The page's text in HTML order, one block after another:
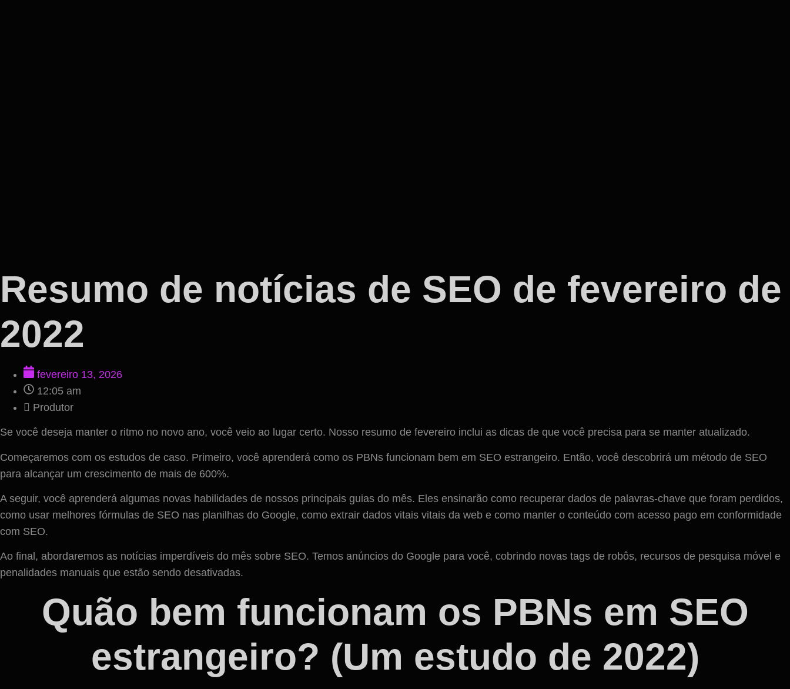
Resumo de notícias de SEO de fevereiro de
2022
fevereiro 13, 2026
12:05 am
Produtor
Se você deseja manter o ritmo no novo ano, você veio ao lugar certo. Nosso resumo de fevereiro inclui as dicas de que você precisa para se manter atualizado.
Começaremos com os estudos de caso. Primeiro, você aprenderá como os PBNs funcionam bem em SEO estrangeiro. Então, você descobrirá um método de SEO
para alcançar um crescimento de mais de 600%.
A seguir, você aprenderá algumas novas habilidades de nossos principais guias do mês. Eles ensinarão como recuperar dados de palavras-chave que foram perdidos,
como usar melhores fórmulas de SEO nas planilhas do Google, como extrair dados vitais vitais da web e como manter o conteúdo com acesso pago em conformidade
com SEO.
Ao final, abordaremos as notícias imperdíveis do mês sobre SEO. Temos anúncios do Google para você, cobrindo novas tags de robôs, recursos de pesquisa móvel e
penalidades manuais que estão sendo desativadas.
Quão bem funcionam os PBNs em SEO
estrangeiro? (Um estudo de 2022)